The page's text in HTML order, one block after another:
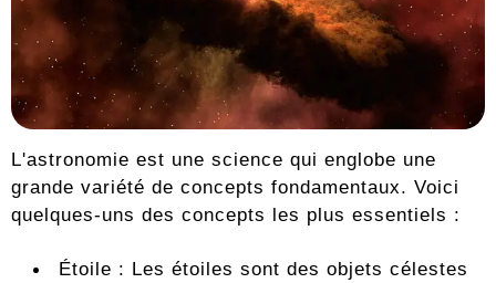
L'astronomie est une science qui englobe une
grande variété de concepts fondamentaux. Voici
quelques-uns des concepts les plus essentiels :
Étoile : Les étoiles sont des objets célestes